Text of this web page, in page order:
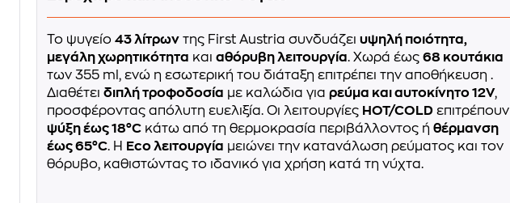
Το ψυγείο 43 λίτρων της First Austria συνδυάζει υψηλή ποιότητα,
μεγάλη χωρητικότητα και αθόρυβη λειτουργία. Χωρά έως 68 κουτάκια
των 355 ml, ενώ η εσωτερική του διάταξη επιτρέπει την αποθήκευση .
Διαθέτει διπλή τροφοδοσία με καλώδια για ρεύμα και αυτοκίνητο 12V,
προσφέροντας απόλυτη ευελιξία. Οι λειτουργίες HOT/COLD επιτρέπουν
ψύξη έως 18°C κάτω από τη θερμοκρασία περιβάλλοντος ή θέρμανση
έως 65°C. Η Eco λειτουργία μειώνει την κατανάλωση ρεύματος και τον
θόρυβο, καθιστώντας το ιδανικό για χρήση κατά τη νύχτα.